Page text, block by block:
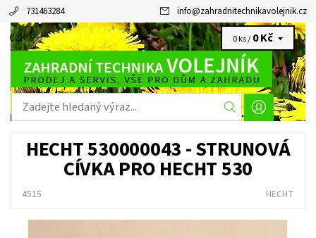
731463284 info@zahradnitechnikavolejnik.cz
CZK 0 ks / 0 Kč
HECHT 530000043 - STRUNOVÁ
CÍVKA PRO HECHT 530
4515 HECHT